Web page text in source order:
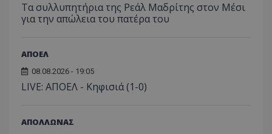
Τα συλλυπητήρια της Ρεάλ Μαδρίτης στον Μέσι
για την απώλεια του πατέρα του
ΑΠΟΕΛ
08.08.2026 - 19:05
LIVE: ΑΠΟΕΛ - Κηφισιά (1-0)
ΑΠΟΛΛΩΝΑΣ